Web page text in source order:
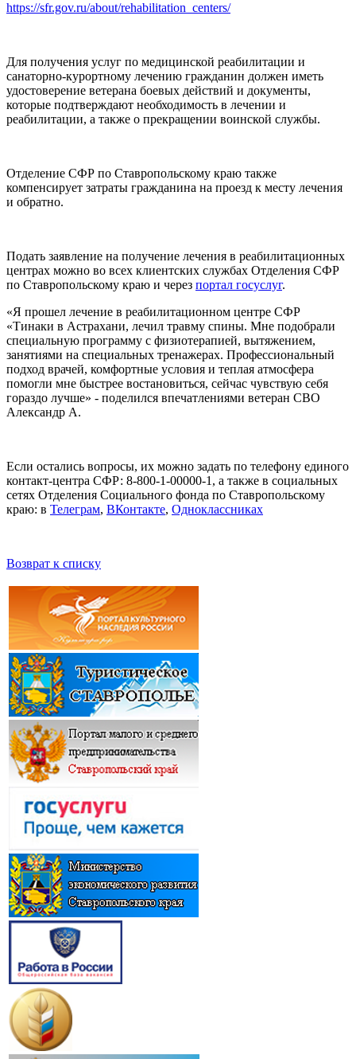
https://sfr.gov.ru/about/rehabilitation_centers/
Для получения услуг по медицинской реабилитации и
санаторно-курортному лечению гражданин должен иметь
удостоверение ветерана боевых действий и документы,
которые подтверждают необходимость в лечении и
реабилитации, а также о прекращении воинской службы.
Отделение СФР по Ставропольскому краю также
компенсирует затраты гражданина на проезд к месту лечения
и обратно.
Подать заявление на получение лечения в реабилитационных
центрах можно во всех клиентских службах Отделения СФР
по Ставропольскому краю и через портал госуслуг.
«Я прошел лечение в реабилитационном центре СФР
«Тинаки в Астрахани, лечил травму спины. Мне подобрали
специальную программу с физиотерапией, вытяжением,
занятиями на специальных тренажерах. Профессиональный
подход врачей, комфортные условия и теплая атмосфера
помогли мне быстрее востановиться, сейчас чувствую себя
гораздо лучше» - поделился впечатлениями ветеран СВО
Александр А.
Если остались вопросы, их можно задать по телефону единого
контакт-центра СФР: 8-800-1-00000-1, а также в социальных
сетях Отделения Социального фонда по Ставропольскому
краю: в Телеграм, ВКонтакте, Одноклассниках
Возврат к списку